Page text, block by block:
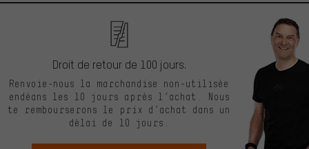
Droit de retour de 100 jours.
Renvoie-nous la marchandise non-utilisée
endéans les 10 jours après l’achat. Nous
te rembourserons le prix d’achat dans un
délai de 10 jours.